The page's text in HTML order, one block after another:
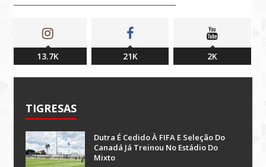
13.7K 21K 2K
TIGRESAS
Dutra É Cedido À FIFA E Seleção Do
Canadá Já Treinou No Estádio Do
Mixto